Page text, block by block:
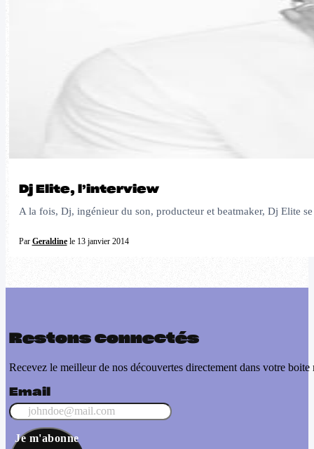
Dj Elite, l’interview
A la fois, Dj, ingénieur du son, producteur et beatmaker, Dj Elite
Par Geraldinele 13 janvier 2014
Restons connectés
Recevez le meilleur de nos découvertes directement dans votre boite
Email
Je m'abonne